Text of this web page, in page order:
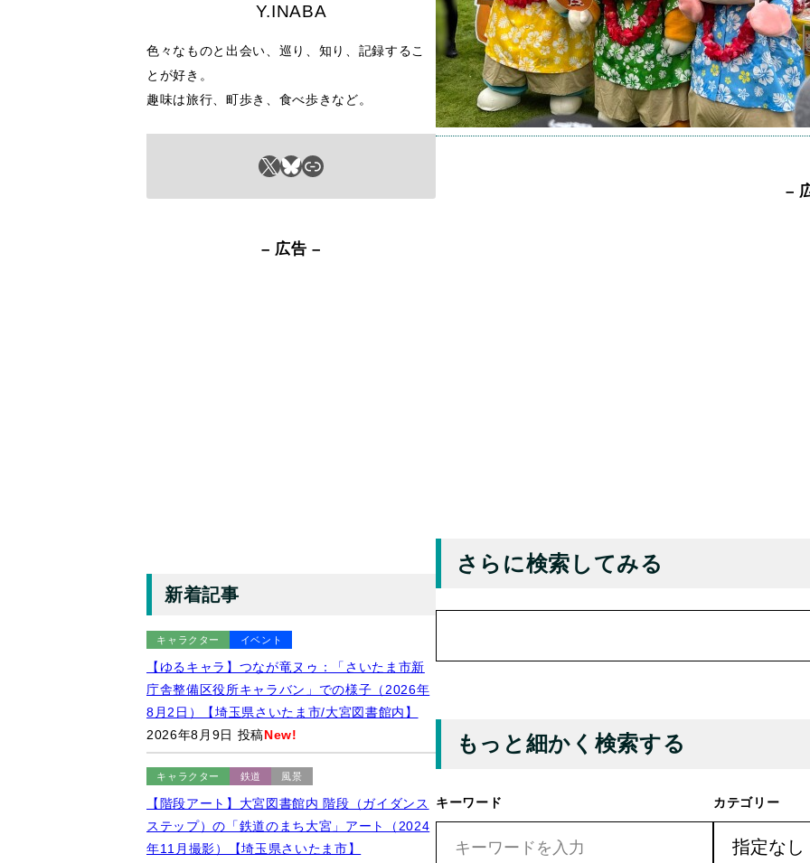
–
さらに検索してみる
もっと細かく検索する
キーワード カテゴリー
Y.INABA
色々なものと出会い、巡り、知り、記録するこ
とが好き。
趣味は旅行、町歩き、食べ歩きなど。
X Bluesky リンク
– 広告 –
新着記事
キャラクター イベント
【ゆるキャラ】つなが竜ヌゥ：「さいたま市新
庁舎整備区役所キャラバン」での様子（2026年
8月2日）【埼玉県さいたま市/大宮図書館内】
2026年8月9日 投稿New!
キャラクター 鉄道 風景
【階段アート】大宮図書館内 階段（ガイダンス
ステップ）の「鉄道のまち大宮」アート（2024
年11月撮影）【埼玉県さいたま市】